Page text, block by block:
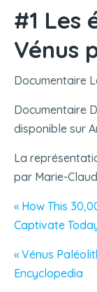
#1 Les
Vénus
Documentaire
Documentaire
disponible sur
La
par Marie-
« How This
Captivate
« Vénus
Encyclopedia